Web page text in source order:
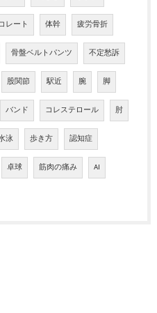
レート 体幹 疲労骨折
骨盤ベルトパンツ 不定愁訴
股関節 駅近 腕 脚
バンド コレステロール 肘
泳 歩き方 認知症
卓球 筋肉の痛み AI